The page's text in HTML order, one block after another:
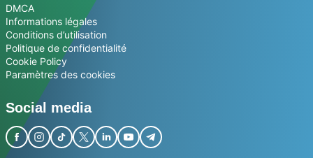
DMCA
Informations légales
Conditions d’utilisation
Politique de confidentialité
Cookie Policy
Paramètres des cookies
Social media